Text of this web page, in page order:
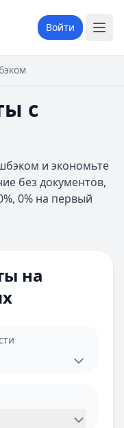
Войти
с
и экономьте
без документов,
0% на первый
на